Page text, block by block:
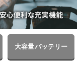
大容量バッテリー